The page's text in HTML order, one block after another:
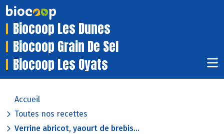
Biocoop Les Dunes
Biocoop Grain De Sel
Biocoop Les Oyats
Accueil
Toutes nos recettes
Verrine abricot, yaourt de brebis...